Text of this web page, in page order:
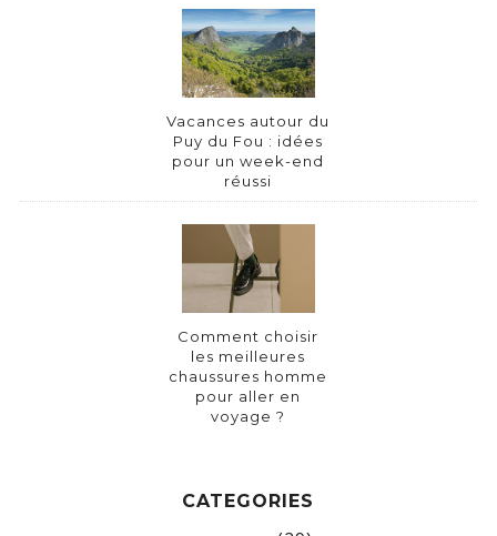
Vacances autour du
Puy du Fou : idées
pour un week-end
réussi
Comment choisir
les meilleures
chaussures homme
pour aller en
voyage ?
CATEGORIES